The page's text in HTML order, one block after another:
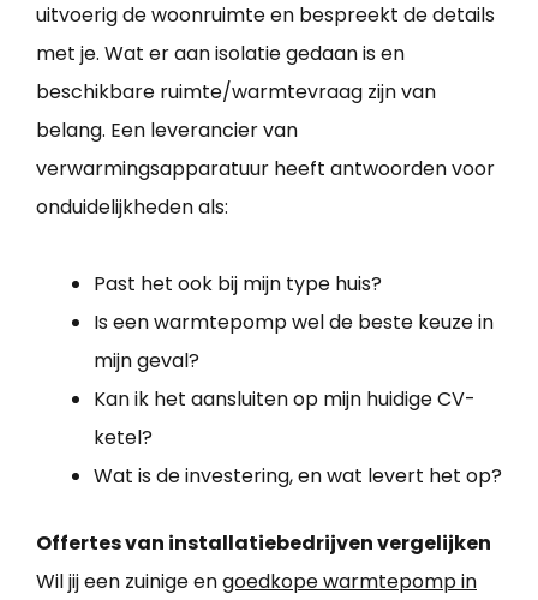
uitvoerig de woonruimte en bespreekt de details
met je. Wat er aan isolatie gedaan is en
beschikbare ruimte/warmtevraag zijn van
belang. Een leverancier van
verwarmingsapparatuur heeft antwoorden voor
onduidelijkheden als:
Past het ook bij mijn type huis?
Is een warmtepomp wel de beste keuze in
mijn geval?
Kan ik het aansluiten op mijn huidige CV-
ketel?
Wat is de investering, en wat levert het op?
Offertes van installatiebedrijven vergelijken
Wil jij een zuinige engoedkope warmtepomp in